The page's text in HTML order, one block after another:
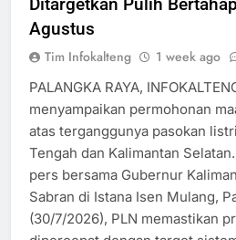
Ditargetkan Pulih
Agustus
Tim Infokalteng 1 week ago
PALANGKA RAYA,
menyampaikan permohonan
atas terganggunya pasokan
Tengah dan Kalimantan
pers bersama Gubernur
Sabran di Istana Isen Mulang,
(30/7/2026), PLN memastikan